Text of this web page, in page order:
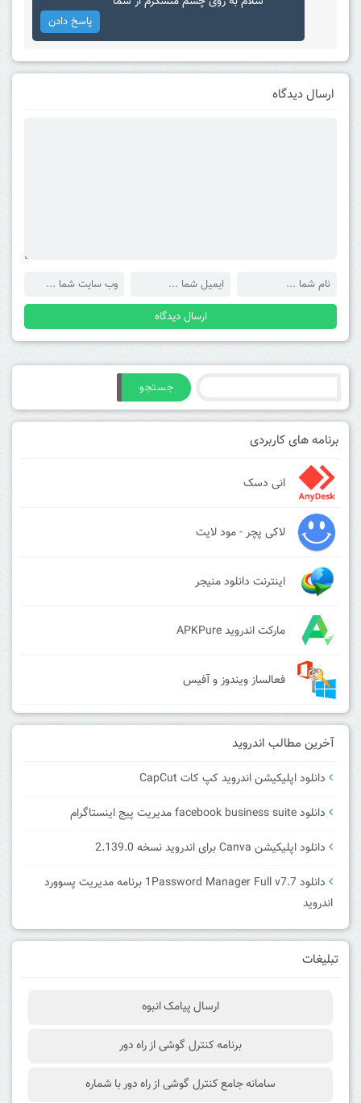
پاسخ دادن
ارسال دیدگاه
جستجو
برنامه های کاربردی
انی دسک
لاکی پچر - مود لایت
اینترنت دانلود منیجر
مارکت اندروید APKPure
فعالساز ویندوز و آفیس
آخرین مطالب اندروید
دانلود اپلیکیشن اندروید کپ کات CapCut
دانلود facebook business suite مدیریت پیج اینستاگرام
دانلود اپلیکیشن Canva برای اندروید نسخه 2.139.0
دانلود 1Password Manager Full v7.7 برنامه مدیریت پسوورد
اندروید
تبلیغات
ارسال پیامک انبوه
برنامه کنترل گوشی از راه دور
سامانه جامع کنترل گوشی از راه دور با شماره